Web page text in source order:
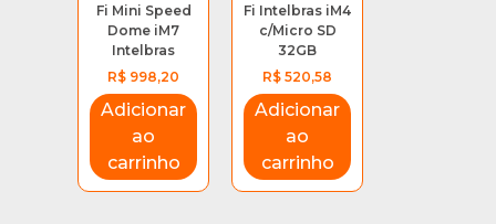
Fi Mini Speed
Dome iM7
Intelbras
R$ 998,20
Adicionar
ao
carrinho
Fi Intelbras iM4
c/Micro SD
32GB
R$ 520,58
Adicionar
ao
carrinho